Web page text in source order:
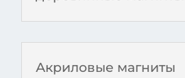
Акриловые магниты